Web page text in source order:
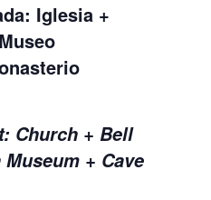
Iglesia +
Church + Bell
+ Cave